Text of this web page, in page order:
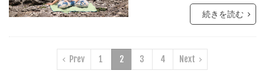
続きを読む
Prev 1 2 3 4 Next